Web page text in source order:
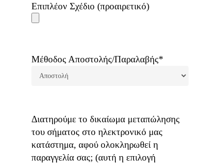
Επιπλέον Σχέδιο (προαιρετικό)
Μέθοδος Αποστολής/Παραλαβής*
Διατηρούμε το δικαίωμα μεταπώλησης
του σήματος στο ηλεκτρονικό μας
κατάστημα, αφού ολοκληρωθεί η
παραγγελία σας; (αυτή η επιλογή